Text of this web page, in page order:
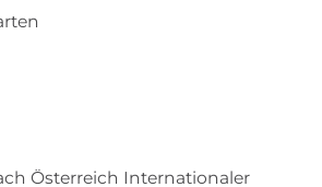
Österreich Internationaler